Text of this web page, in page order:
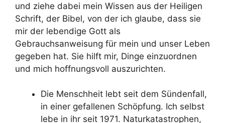
und ziehe dabei mein Wissen aus der Heiligen
Schrift, der Bibel, von der ich glaube, dass sie
mir der lebendige Gott als
Gebrauchsanweisung für mein und unser Leben
gegeben hat. Sie hilft mir, Dinge einzuordnen
und mich hoffnungsvoll auszurichten.
Die Menschheit lebt seit dem Sündenfall,
in einer gefallenen Schöpfung. Ich selbst
lebe in ihr seit 1971. Naturkatastrophen,